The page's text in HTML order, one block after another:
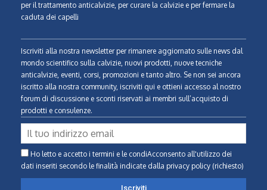
per il trattamento anticalvizie, per curare la calvizie e per fermare la
caduta dei capelli
Iscriviti alla nostra newsletter per rimanere aggiornato sulle news dal
mondo scientifico sulla calvizie, nuovi prodotti, nuove tecniche
anticalvizie, eventi, corsi, promozioni e tanto altro. Se non sei ancora
iscritto alla nostra community, iscriviti qui e ottieni accesso al nostro
forum di discussione e sconti riservati ai membri sull’acquisto di
prodotti e consulenze.
Ho letto e accetto i termini e le condiAcconsento all'utilizzo dei
dati inseriti secondo le finalità indicate dalla privacy policy (richiesto)